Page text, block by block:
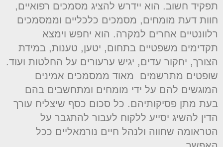
חשוב. הוא יידרש להציג מסמכים רפואיים,
דעת מומחים, מסמכים כלכליים וממסמכים
אחרים למקרה. הוא יחפש וימצא
משפטיים בתחום, יטען, טענות, במידת
יחקור עדים, יגיש ערעורים על החלטות ועוד.
מתרשמים מאוד ממסמכים אמינים
להם על ידי מומחים ומתחשבים בהם
מתן פסיקותיהם. כל סכום כסף שיצליח עורך
להשיג יסייע ללקוח לעבור להתגבר על
שחווה ולנהל חיים נורמאליים ככל